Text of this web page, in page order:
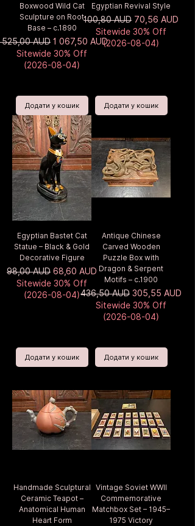
Boxwood Wild Cat
Sculpture on Root
Base – c.1890
ціна
525,00 AUD За розпродажем
1 067,50 AUD
Sitewide 30% Off
(2026-08-04)
Додати у кошик
Egyptian Revival Style
Звичайна ціна
100,80 AUD За
70,56 AUD
Sitewide 30% Off
(2026-08-04)
Додати у кошик
Egyptian Bastet Cat
Statue – Black & Gold
Decorative Figure
Звичайна ціна
98,00 AUD За розпродажем
68,60 AUD
Sitewide 30% Off
(2026-08-04)
Додати у кошик
Antique Chinese
Carved Wooden
Puzzle Box with
Dragon & Serpent
Motifs – c.1900
Звичайна ціна
436,50 AUD За
305,55 AUD
Sitewide 30% Off
(2026-08-04)
Додати у кошик
Handmade Sculptural
Ceramic Teapot –
Anatomical Human
Heart Form
Vintage Soviet WWII
Commemorative
Matchbox Set – 1945–
1975 Victory